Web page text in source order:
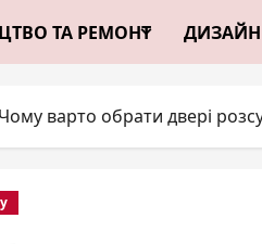
ТА РЕМОНТ ДИЗАЙН
Чому варто обрати двері